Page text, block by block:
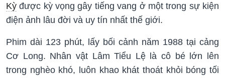
Kỳ được kỳ vọng gây tiếng vang ở một trong sự kiện
điện ảnh lâu đời và uy tín nhất thế giới.
Phim dài 123 phút, lấy bối cảnh năm 1988 tại cảng
Cơ Long. Nhân vật Lâm Tiểu Lệ là cô bé lớn lên
trong nghèo khó, luôn khao khát thoát khỏi bóng tối